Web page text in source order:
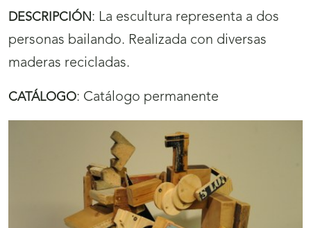
DESCRIPCIÓN: La escultura representa a dos
personas bailando. Realizada con diversas
maderas recicladas.
CATÁLOGO: Catálogo permanente